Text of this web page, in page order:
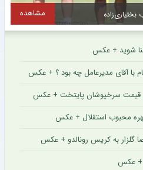
مشاهده
شوید + عکس
با آقای مدیرعامل چه بود ؟ + عکس
قیمت سرخپوشان پایتخت + عکس
محبوب استقلال + عکس
به کریس رونالدو + عکس
+ عکس